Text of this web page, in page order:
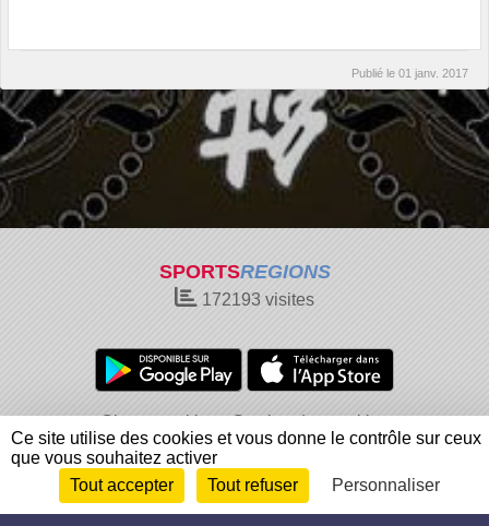
Publié le 01 janv. 2017
SPORTSREGIONS
172193 visites
Charte cookies
Gestion des cookies
Informations légales
Signaler un contenu inapproprié
Envie de participer ? Connexion
Ce site utilise des cookies et vous donne le contrôle sur ceux
que vous souhaitez activer
Tout accepter
Tout refuser Personnaliser